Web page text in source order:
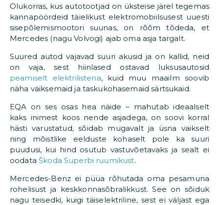
Olukorras, kus autotootjad on üksteise järel tegemas
kannapöördeid täielikust elektromobiilsusest uuesti
sisepõlemismootori suunas, on rõõm tõdeda, et
Mercedes (nagu Volvogi) ajab oma asja targalt.
Suured autod vajavad suuri akusid ja on kallid, neid
on vaja, sest hiinlased ostavad luksusautosid
peamiselt elektrilistena, kuid muu maailm soovib
näha väiksemaid ja taskukohasemaid särtsukaid.
EQA on ses osas hea näide – mahutab ideaalselt
kaks inimest koos nende asjadega, on soovi korral
hästi varustatud, sõidab mugavalt ja üsna vaikselt
ning mõistlike eelduste kohaselt pole ka suuri
puudusi, kui hind osutub vastuvõetavaks ja sealt ei
oodataŠkoda Superbi ruumikust.
Mercedes-Benz ei püüa rõhutada oma pesamuna
rohelisust ja keskkonnasõbralikkust. See on sõiduk
nagu teisedki, kuigi täiselektriline, sest ei väljast ega